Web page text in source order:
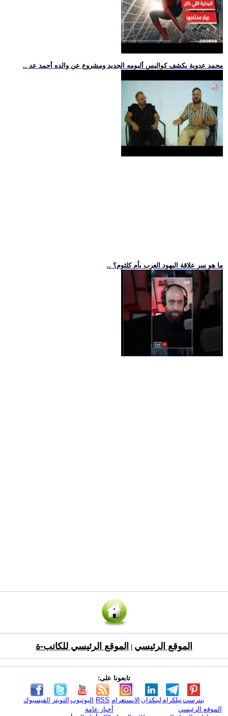
.. محمد عدوية يكشف كواليس ألبومه الجديد ومشروع عن والده أحمد عد
.. ما هو سر علاقة اليهود العرب بأم كلثوم؟
الموقع الرئيسي الموقع الرئيسي للكاتب-ة
تابعونا على:
الفيسبوك التويتر اليوتيوب RSS الانستغرام لينكدإن تيلكرامبنترست
الموقع الرئيسي
أخبار عامة